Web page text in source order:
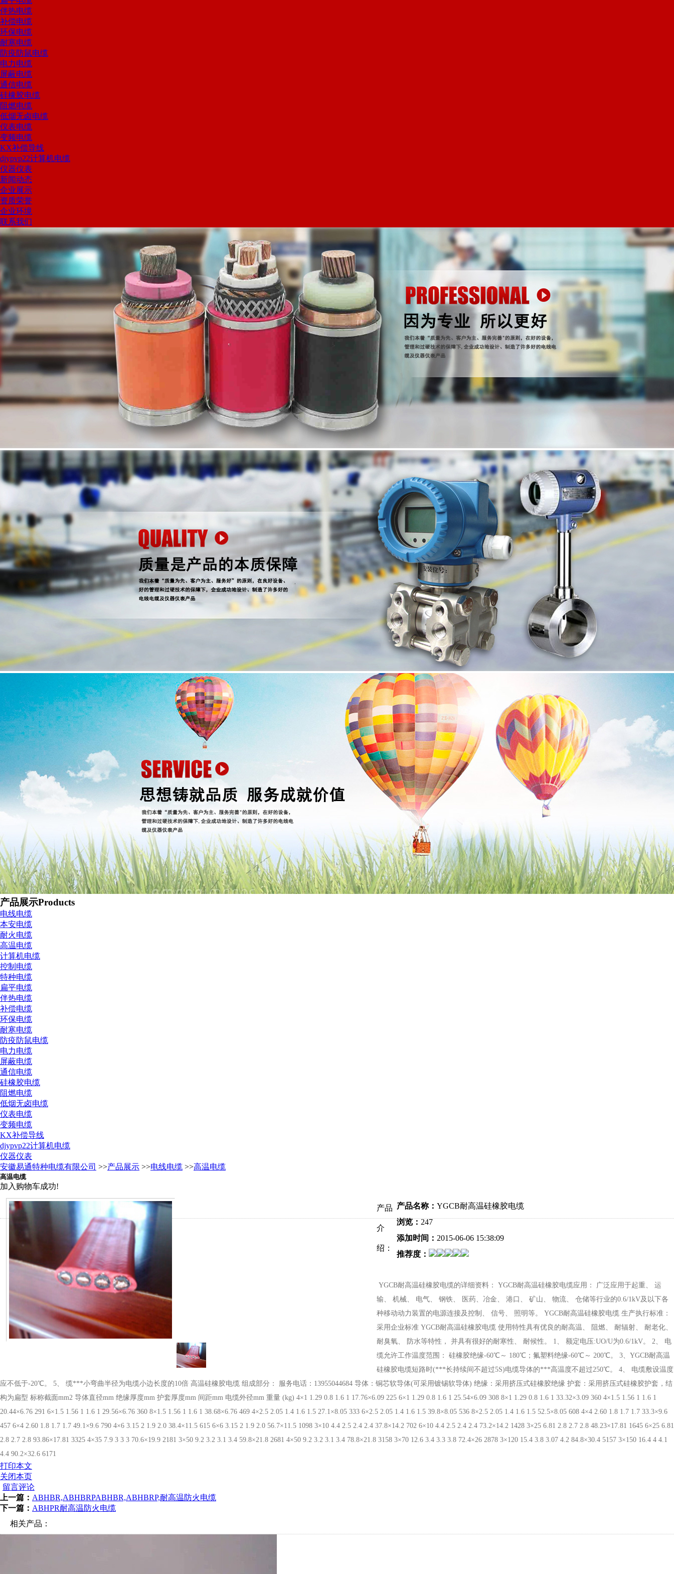
伴热电缆
补偿电缆
环保电缆
耐寒电缆
防疫防鼠电缆
电力电缆
屏蔽电缆
通信电缆
硅橡胶电缆
阻燃电缆
低烟无卤电缆
仪表电缆
变频电缆
KX补偿导线
djypvp22计算机电缆
仪器仪表
新闻动态
企业展示
资质荣誉
企业环境
联系我们
产品展示Products
电线电缆
本安电缆
耐火电缆
高温电缆
计算机电缆
控制电缆
特种电缆
扁平电缆
伴热电缆
补偿电缆
环保电缆
耐寒电缆
防疫防鼠电缆
电力电缆
屏蔽电缆
通信电缆
硅橡胶电缆
阻燃电缆
低烟无卤电缆
仪表电缆
变频电缆
KX补偿导线
djypvp22计算机电缆
仪器仪表
安徽易通特种电缆有限公司 >>产品展示 >>电线电缆 >>高温电缆
高温电缆
加入购物车成功!
产品名称： YGCB耐高温硅橡胶电缆
浏览： 247
添加时间： 2015-06-06 15:38:09
推荐度：
产品
介
绍：
YGCB耐高温硅橡胶电缆的详细资料： YGCB耐高温硅橡胶电缆应用： 广泛应用于起重、 运
输、 机械、 电气、 钢铁、 医药、冶金、 港口、 矿山、 物流、 仓储等行业的0.6/1kV及以下各
种移动动力装置的电源连接及控制、 信号、 照明等。 YGCB耐高温硅橡胶电缆 生产执行标准：
采用企业标准 YGCB耐高温硅橡胶电缆 使用特性具有优良的耐高温、 阻燃、 耐辐射、 耐老化、
耐臭氧、 防水等特性， 并具有很好的耐寒性、 耐候性。 1、 额定电压:UO/U为0.6/1kV。 2、 电
缆允许工作温度范围： 硅橡胶绝缘-60℃～ 180℃；氟塑料绝缘-60℃～ 200℃。 3、YGCB耐高温
硅橡胶电缆短路时(***长持续间不超过5S)电缆导体的***高温度不超过250℃。 4、 电缆敷设温度
应不低于-20℃。 5、 缆***小弯曲半径为电缆小边长度的10倍 高温硅橡胶电缆 组成部分： 服务电话：13955044684 导体：铜芯软导体(可采用镀锡软导体) 绝缘：采用挤压式硅橡胶绝缘 护套：采用挤压式硅橡胶护套，结
构为扁型 标称截面mm2 导体直径mm 绝缘厚度mm 护套厚度mm 间距mm 电缆外径mm 重量 (kg) 4×1 1.29 0.8 1.6 1 17.76×6.09 225 6×1 1.29 0.8 1.6 1 25.54×6.09 308 8×1 1.29 0.8 1.6 1 33.32×3.09 360 4×1.5 1.56 1 1.6 1
20.44×6.76 291 6×1.5 1.56 1 1.6 1 29.56×6.76 360 8×1.5 1.56 1 1.6 1 38.68×6.76 469 4×2.5 2.05 1.4 1.6 1.5 27.1×8.05 333 6×2.5 2.05 1.4 1.6 1.5 39.8×8.05 536 8×2.5 2.05 1.4 1.6 1.5 52.5×8.05 608 4×4 2.60 1.8 1.7 1.7 33.3×9.6
457 6×4 2.60 1.8 1.7 1.7 49.1×9.6 790 4×6 3.15 2 1.9 2.0 38.4×11.5 615 6×6 3.15 2 1.9 2.0 56.7×11.5 1098 3×10 4.4 2.5 2.4 2.4 37.8×14.2 702 6×10 4.4 2.5 2.4 2.4 73.2×14.2 1428 3×25 6.81 2.8 2.7 2.8 48.23×17.81 1645 6×25 6.81
2.8 2.7 2.8 93.86×17.81 3325 4×35 7.9 3 3 3 70.6×19.9 2181 3×50 9.2 3.2 3.1 3.4 59.8×21.8 2681 4×50 9.2 3.2 3.1 3.4 78.8×21.8 3158 3×70 12.6 3.4 3.3 3.8 72.4×26 2878 3×120 15.4 3.8 3.07 4.2 84.8×30.4 5157 3×150 16.4 4 4.1
4.4 90.2×32.6 6171
打印本文
关闭本页
留言评论
上一篇： ABHBR,ABHBRPABHBR,ABHBRP,耐高温防火电缆
下一篇： ABHPR耐高温防火电缆
相关产品：